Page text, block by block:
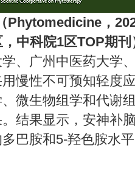
Phytomedicine，
，中科院1区TOP期刊
、广州中医药大学
慢性不可预知轻度
微生物组学和代谢
结果显示，安神补
巴胺和5-羟色胺水